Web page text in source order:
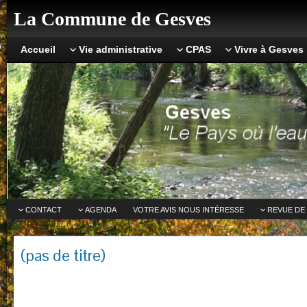
La Commune de Gesves
Accueil Vie administrative CPAS Vivre à Gesves
CONTACT AGENDA VOTRE AVIS NOUS INTÉRESSE REVUE DE
(pas de titre)